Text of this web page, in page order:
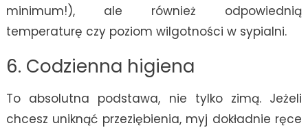
minimum!), ale również odpowiednią
temperaturę czy poziom wilgotności w sypialni.
6. Codzienna higiena
To absolutna podstawa, nie tylko zimą. Jeżeli
chcesz uniknąć przeziębienia, myj dokładnie ręce